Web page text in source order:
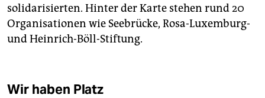
solidarisierten. Hinter der Karte stehen rund 20
Organisationen wie Seebrücke, Rosa-Luxemburg-
und Heinrich-Böll-Stiftung.
Wir haben Platz